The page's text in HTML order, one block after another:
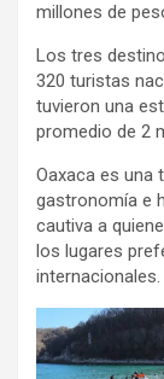
millones de
Los tres
320 turistas
tuvieron una
promedio de 2
Oaxaca es una
gastronomía e
cautiva a
los lugares
internacionales.